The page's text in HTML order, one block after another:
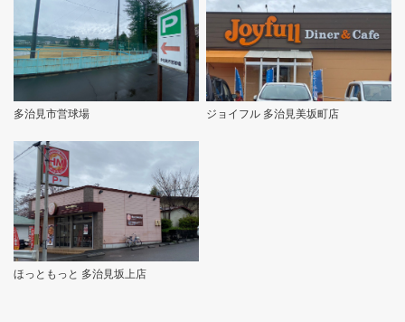
多治見市営球場 ジョイフル 多治見美坂町店
ほっともっと 多治見坂上店